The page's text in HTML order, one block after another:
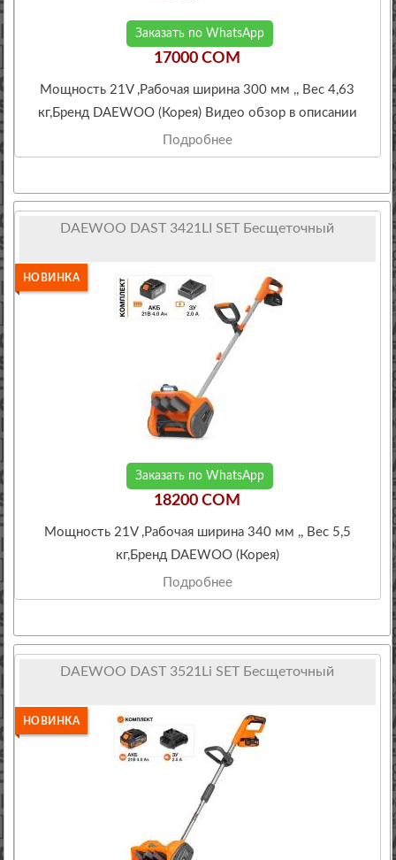
Заказать по WhatsApp
17000 COM
Мощность 21V ,Рабочая ширина 300 мм ,, Вес 4,63
кг,Бренд DAEWOO (Корея) Видео обзор в описании
Подробнее
DAEWOO DAST 3421LI SET Бесщеточный
НОВИНКА
Заказать по WhatsApp
18200 COM
Мощность 21V ,Рабочая ширина 340 мм ,, Вес 5,5
кг,Бренд DAEWOO (Корея)
Подробнее
DAEWOO DAST 3521Li SET Бесщеточный
НОВИНКА